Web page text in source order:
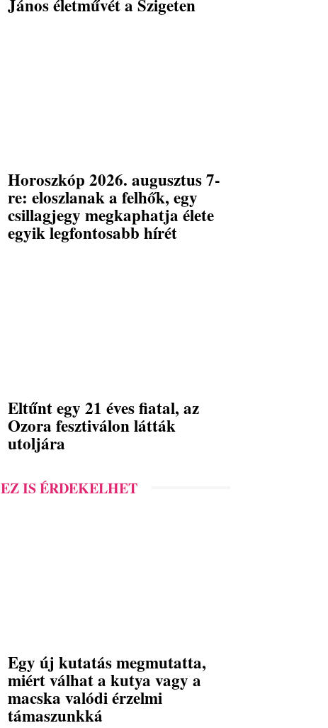
Horoszkóp 2026. augusztus 7-
re: eloszlanak a felhők, egy
csillagjegy megkaphatja élete
egyik legfontosabb hírét
Eltűnt egy 21 éves fiatal, az
Ozora fesztiválon látták
utoljára
EZ IS ÉRDEKELHET
Egy új kutatás megmutatta,
miért válhat a kutya vagy a
macska valódi érzelmi
támaszunkká